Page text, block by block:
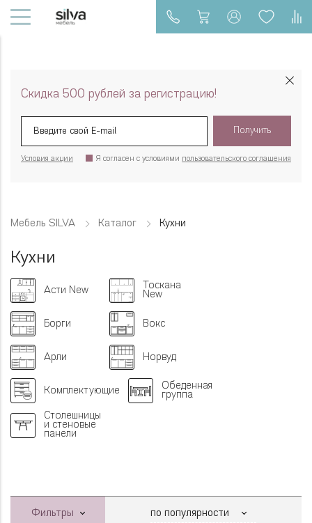
Скидка 500 рублей за регистрацию!
Получить
Я согласен с условиями пользовательского соглашения
Условия акции
Мебель SILVA Каталог Кухни
Кухни
Асти New
Тоскана
New
Борги Вокс
Арли Норвуд
Комплектующие
Обеденная
группа
Столешницы
и стеновые
панели
Фильтры